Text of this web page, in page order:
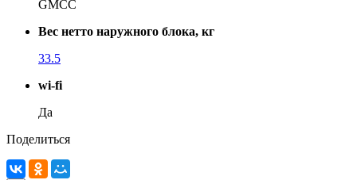
GMCC
Вес нетто наружного блока, кг
33.5
wi-fi
Да
Поделиться